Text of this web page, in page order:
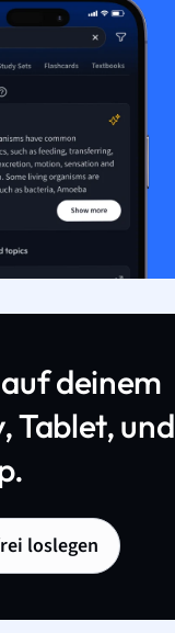
deinem
Tablet, und
loslegen